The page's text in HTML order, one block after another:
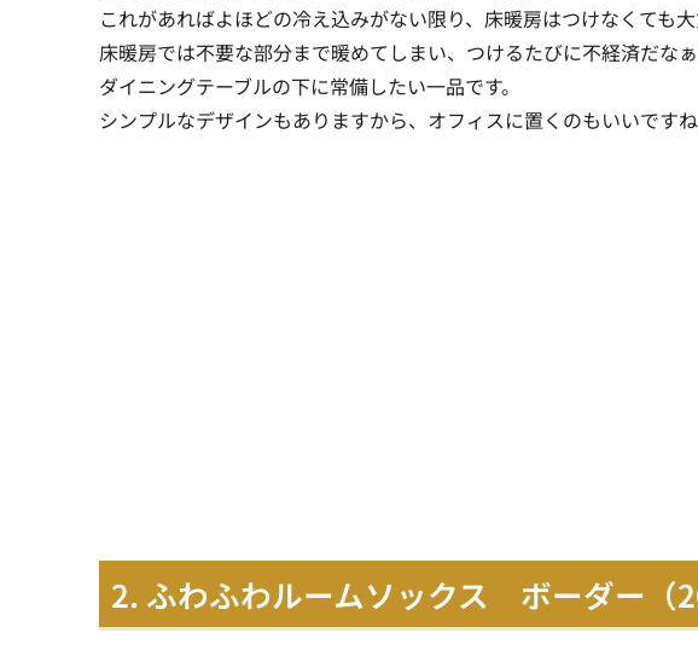
これがあればよほどの冷え込みがない限り、床暖房はつけなくても大
床暖房では不要な部分まで暖めてしまい、つけるたびに不経済だなぁ
ダイニングテーブルの下に常備したい一品です。
シンプルなデザインもありますから、オフィスに置くのもいいですね
2. ふわふわルームソックス ボーダー（